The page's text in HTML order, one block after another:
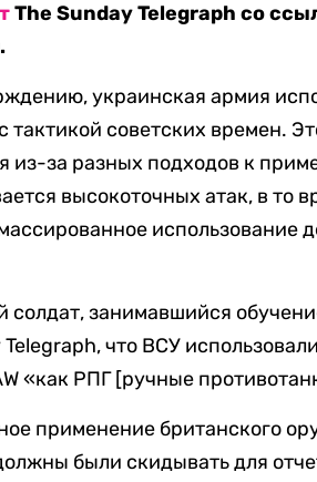
The Sunday Telegraph со
украинская армия
тактикой советских времен.
из-за разных подходов к
высокоточных атак, в то
использование
солдат, занимавшийся
Telegraph, что ВСУ
«как РПГ [ручные
применение британского
были скидывать для